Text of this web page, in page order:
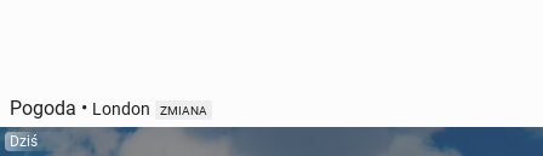
Pogoda • London ZMIANA
Dziś